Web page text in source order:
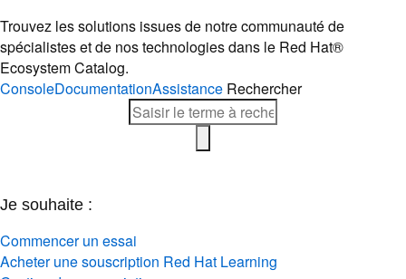
Trouvez les solutions issues de notre communauté de
spécialistes et de nos technologies dans le Red Hat®
Ecosystem Catalog.
ConsoleDocumentationAssistance Rechercher
Je souhaite :
Commencer un essai
Acheter une souscription Red Hat Learning